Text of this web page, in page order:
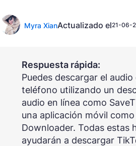
Myra XianActualizado el21-06-
Respuesta rápida:
Puedes descargar el
teléfono utilizando un
audio en línea como
una aplicación móvil
Downloader. Todas estas
ayudarán a descargar